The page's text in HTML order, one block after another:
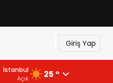
Giriş Yap
İstanbul
Açık 25 °